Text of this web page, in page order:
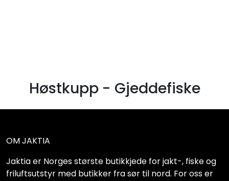
Høstkupp - Gjeddefiske
OM JAKTIA
Jaktia er Norges største butikkjede for jakt-, fiske og
friluftsutstyr med butikker fra sør til nord. For oss er